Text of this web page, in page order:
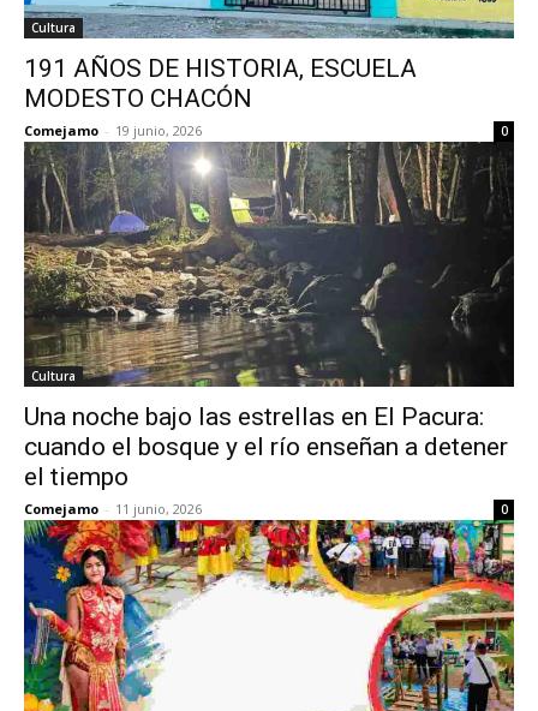
Cultura
191 AÑOS DE HISTORIA, ESCUELA
MODESTO CHACÓN
Comejamo - 19 junio, 2026 0
Cultura
Una noche bajo las estrellas en El Pacura:
cuando el bosque y el río enseñan a detener
el tiempo
Comejamo - 11 junio, 2026 0